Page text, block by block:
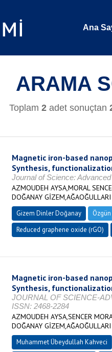
Ana
ARAMA
Toplam 2 adet sonuçtan
Magnetic iron-based
Synthesis,
Journal of Science:
AZMOUDEH AYSA,MORAL
DOĞANAY
Gizem Dinler Doğanay
Reduced graphene oxide (rGO)
Magnetic iron-based
Synthesis,
JOURNAL OF SCIENCE-
ISSN: 2468-2284
AZMOUDEH AYSA,SENCER
DOĞANAY
Muhammet Übeydullah Kahveci